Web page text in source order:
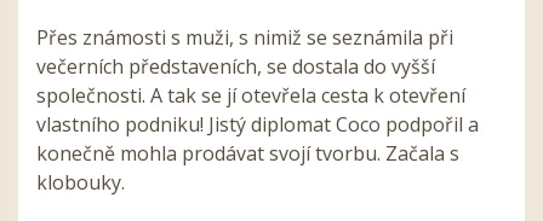
Přes známosti s muži, s nimiž se seznámila při
večerních představeních, se dostala do vyšší
společnosti. A tak se jí otevřela cesta k otevření
vlastního podniku! Jistý diplomat Coco podpořil a
konečně mohla prodávat svojí tvorbu. Začala s
klobouky.